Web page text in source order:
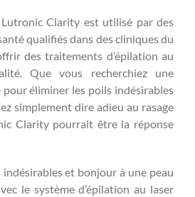
Clarity est utilisé par des
qualifiés dans des cliniques du
des traitements d’épilation au
Que vous recherchiez une
éliminer les poils indésirables
simplement dire adieu au rasage
Clarity pourrait être la réponse
et bonjour à une peau
le système d’épilation au laser